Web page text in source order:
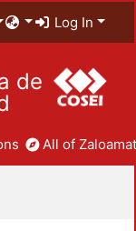
Log In
de
All of